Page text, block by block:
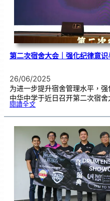
第二次宿舍大会｜强化纪律意
26/06/2025
为进一步提升宿舍管理水平，
中华中学于近日召开第二次宿
閱讀全文:第
次
宿
大
会
强
化
纪
律
意
识
与
宿
舍
管
理